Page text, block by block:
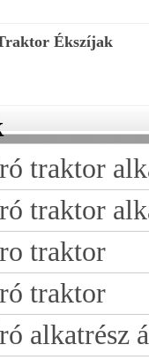
Ékszíjak
traktor
traktor
traktor
traktor
alkatrész